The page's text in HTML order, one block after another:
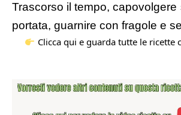
Trascorso il tempo,
portata, guarnire con fragole e
Clicca qui e guarda tutte le ricette